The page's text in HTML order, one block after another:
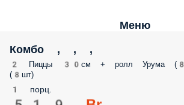
Фиеста
Бесплатно
В корзину